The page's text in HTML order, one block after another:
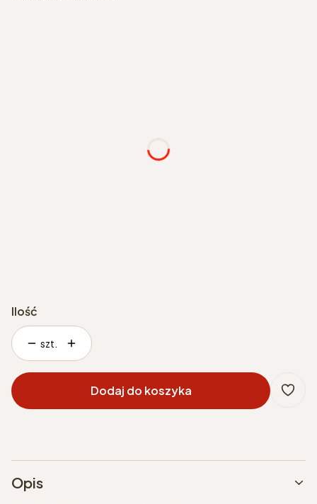
Ilość
szt.
Dodaj do koszyka
Opis